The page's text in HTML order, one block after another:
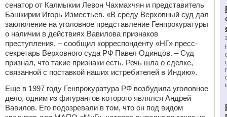
сенатор от Калмыкии Левон Чахмахчян и представитель
Башкирии Игорь Изместьев. «В среду Верховный суд дал
заключение на уголовное представление Генпрокуратуры
о наличии в действиях Вавилова признаков
преступления, – сообщил корреспонденту «НГ» пресс-
секретарь Верховного суда РФ Павел Одинцов. – Суд
признал, что такие признаки есть. Речь шла о сделке,
связанной с поставкой наших истребителей в Индию».
Еще в 1997 году Генпрокуратура РФ возбудила уголовное
дело, одним из фигурантов которого являлся Андрей
Вавилов. Его подозревали в том, что он под видом